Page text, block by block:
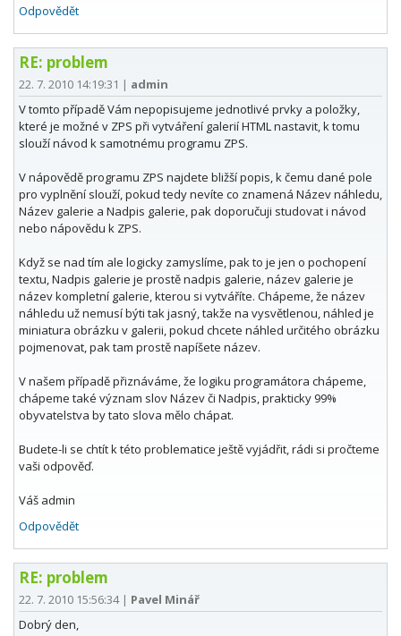
Odpovědět
RE: problem
22. 7. 2010 14:19:31 | admin
V tomto případě Vám nepopisujeme jednotlivé prvky a položky,
které je možné v ZPS při vytváření galerií HTML nastavit, k tomu
slouží návod k samotnému programu ZPS.
V nápovědě programu ZPS najdete bližší popis, k čemu dané pole
pro vyplnění slouží, pokud tedy nevíte co znamená Název náhledu,
Název galerie a Nadpis galerie, pak doporučuji studovat i návod
nebo nápovědu k ZPS.
Když se nad tím ale logicky zamyslíme, pak to je jen o pochopení
textu, Nadpis galerie je prostě nadpis galerie, název galerie je
název kompletní galerie, kterou si vytváříte. Chápeme, že název
náhledu už nemusí býti tak jasný, takže na vysvětlenou, náhled je
miniatura obrázku v galerii, pokud chcete náhled určitého obrázku
pojmenovat, pak tam prostě napíšete název.
V našem případě přiznáváme, že logiku programátora chápeme,
chápeme také význam slov Název či Nadpis, prakticky 99%
obyvatelstva by tato slova mělo chápat.
Budete-li se chtít k této problematice ještě vyjádřit, rádi si pročteme
vaši odpověď.
Váš admin
Odpovědět
RE: problem
22. 7. 2010 15:56:34 | Pavel Minář
Dobrý den,